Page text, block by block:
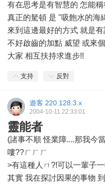
有在思考是有智慧的 怎能
真正的駑頓 是 "吸飽水的海
來到這邊最好的方式 就是
不好啟齒的加點 威望 或來
大家 相互扶持求進步!!
支持 反對
遊客 220.128.3.x
2004-10-11 22:33:01
靈能者
(諸事不順 怪業障....那我今
嘍??ㄏㄏㄏ
>有這種人ㄇ?!可以一輩子
其實 我在探討因果的事物